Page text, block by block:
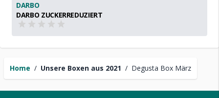
Home / Unsere Boxen aus 2021 / Degusta Box März
DARBO
DARBO ZUCKERREDUZIERT